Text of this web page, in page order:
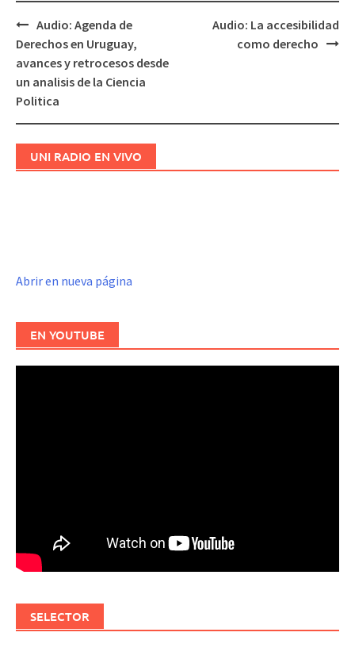
Navegación
de
entradas
Audio: Agenda de
Derechos en Uruguay,
avances y retrocesos desde
un analisis de la Ciencia
Politica
Audio: La accesibilidad
como derecho
UNI RADIO EN VIVO
Abrir en nueva página
EN YOUTUBE
SELECTOR